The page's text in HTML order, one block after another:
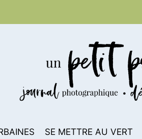
SE METTRE AU VERT